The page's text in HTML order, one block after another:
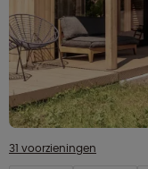
31 voorzieningen